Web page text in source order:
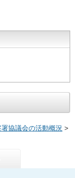
協議会の活動概況 >